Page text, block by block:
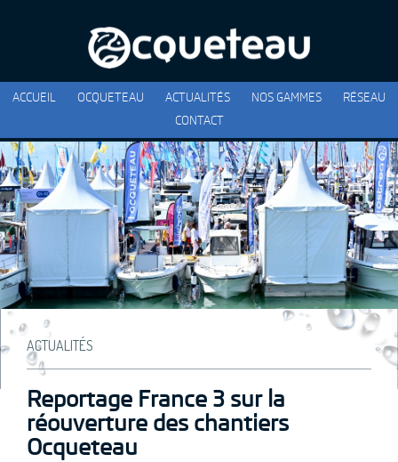
ACCUEIL OCQUETEAU ACTUALITÉS NOS GAMMES
RÉSEAU
CONTACT
ACTUALITÉS
Reportage France 3 sur la
réouverture des chantiers
Ocqueteau